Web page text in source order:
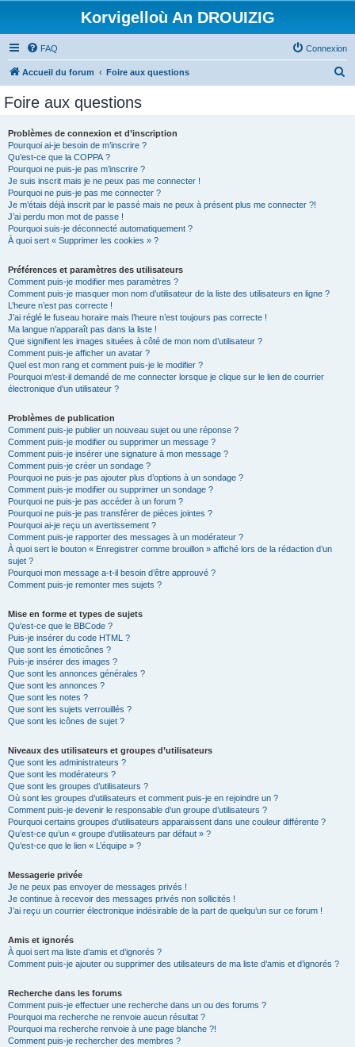
Korvigelloù An DROUIZIG
FAQ Connexion
Accueil du forum Foire aux questions
Foire aux questions
Problèmes de connexion et d’inscription
Pourquoi ai-je besoin de m’inscrire ?
Qu’est-ce que la COPPA ?
Pourquoi ne puis-je pas m’inscrire ?
Je suis inscrit mais je ne peux pas me connecter !
Pourquoi ne puis-je pas me connecter ?
Je m’étais déjà inscrit par le passé mais ne peux à présent plus me connecter ?!
J’ai perdu mon mot de passe !
Pourquoi suis-je déconnecté automatiquement ?
À quoi sert « Supprimer les cookies » ?
Préférences et paramètres des utilisateurs
Comment puis-je modifier mes paramètres ?
Comment puis-je masquer mon nom d’utilisateur de la liste des utilisateurs en ligne ?
L’heure n’est pas correcte !
J’ai réglé le fuseau horaire mais l’heure n’est toujours pas correcte !
Ma langue n’apparaît pas dans la liste !
Que signifient les images situées à côté de mon nom d’utilisateur ?
Comment puis-je afficher un avatar ?
Quel est mon rang et comment puis-je le modifier ?
Pourquoi m’est-il demandé de me connecter lorsque je clique sur le lien de courrier
électronique d’un utilisateur ?
Problèmes de publication
Comment puis-je publier un nouveau sujet ou une réponse ?
Comment puis-je modifier ou supprimer un message ?
Comment puis-je insérer une signature à mon message ?
Comment puis-je créer un sondage ?
Pourquoi ne puis-je pas ajouter plus d’options à un sondage ?
Comment puis-je modifier ou supprimer un sondage ?
Pourquoi ne puis-je pas accéder à un forum ?
Pourquoi ne puis-je pas transférer de pièces jointes ?
Pourquoi ai-je reçu un avertissement ?
Comment puis-je rapporter des messages à un modérateur ?
À quoi sert le bouton « Enregistrer comme brouillon » affiché lors de la rédaction d’un
sujet ?
Pourquoi mon message a-t-il besoin d’être approuvé ?
Comment puis-je remonter mes sujets ?
Mise en forme et types de sujets
Qu’est-ce que le BBCode ?
Puis-je insérer du code HTML ?
Que sont les émoticônes ?
Puis-je insérer des images ?
Que sont les annonces générales ?
Que sont les annonces ?
Que sont les notes ?
Que sont les sujets verrouillés ?
Que sont les icônes de sujet ?
Niveaux des utilisateurs et groupes d’utilisateurs
Que sont les administrateurs ?
Que sont les modérateurs ?
Que sont les groupes d’utilisateurs ?
Où sont les groupes d’utilisateurs et comment puis-je en rejoindre un ?
Comment puis-je devenir le responsable d’un groupe d’utilisateurs ?
Pourquoi certains groupes d’utilisateurs apparaissent dans une couleur différente ?
Qu’est-ce qu’un « groupe d’utilisateurs par défaut » ?
Qu’est-ce que le lien « L’équipe » ?
Messagerie privée
Je ne peux pas envoyer de messages privés !
Je continue à recevoir des messages privés non sollicités !
J’ai reçu un courrier électronique indésirable de la part de quelqu’un sur ce forum !
Amis et ignorés
À quoi sert ma liste d’amis et d’ignorés ?
Comment puis-je ajouter ou supprimer des utilisateurs de ma liste d’amis et d’ignorés ?
Recherche dans les forums
Comment puis-je effectuer une recherche dans un ou des forums ?
Pourquoi ma recherche ne renvoie aucun résultat ?
Pourquoi ma recherche renvoie à une page blanche ?!
Comment puis-je rechercher des membres ?